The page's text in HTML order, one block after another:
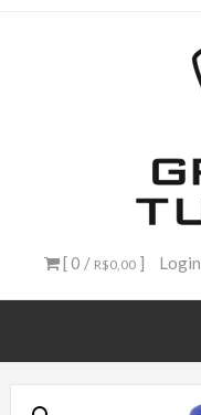
[ 0 / R$0,00 ] Login